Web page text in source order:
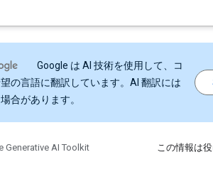
Google は AI 技術を使用して、コ
の言語に翻訳しています。AI 翻訳には
合があります。
Generative AI Toolkit
この情報は